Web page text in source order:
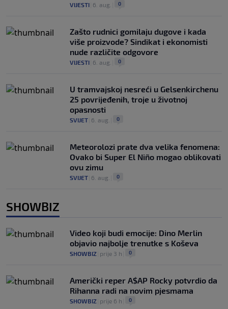
VIJESTI 6. aug. 0
Zašto rudnici gomilaju dugove i kada
više proizvode? Sindikat i ekonomisti
nude različite odgovore
VIJESTI 6. aug. 0
U tramvajskoj nesreći u Gelsenkirchenu
25 povrijeđenih, troje u životnoj
opasnosti
SVIJET 6. aug. 0
Meteorolozi prate dva velika fenomena:
Ovako bi Super El Niño mogao oblikovati
ovu zimu
SVIJET 6. aug. 0
SHOWBIZ
Video koji budi emocije: Dino Merlin
objavio najbolje trenutke s Koševa
SHOWBIZ prije 3 h 0
Američki reper A$AP Rocky potvrdio da
Rihanna radi na novim pjesmama
SHOWBIZ prije 6 h 0